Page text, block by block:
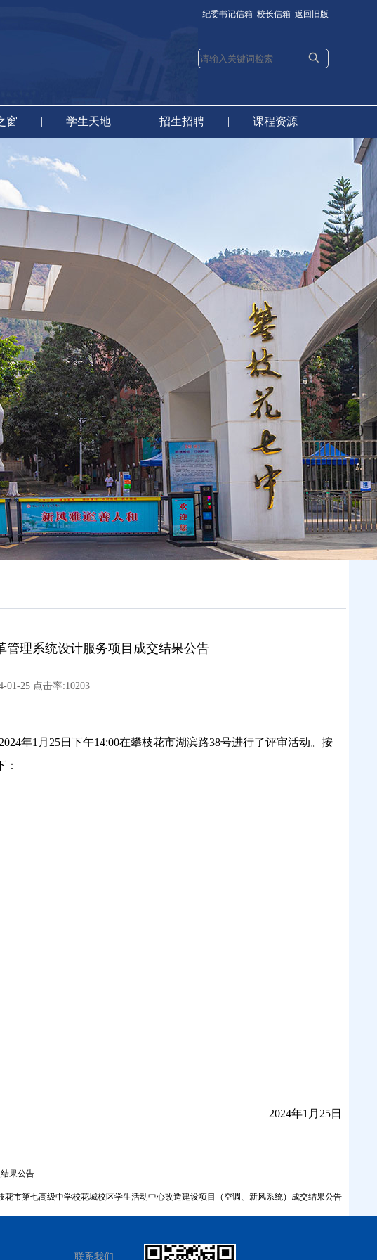
纪委书记信箱 校长信箱 返回旧版
窗 | 学生天地 | 招生招聘 | 课程资源
理系统设计服务项目成交结果公告
01-25 点击率:10203
2024年1 月 25日下午14:00在攀枝花市湖滨路38号进行了评审活动。按
2024年1 月 25日
果公告
市第七高级中学校花城校区学生活动中心改造建设项目（空调、新风系统）成交结果公告
联系我们